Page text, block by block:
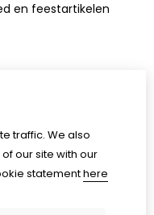
en feestartikelen
traffic. We also
our site with our
statementhere